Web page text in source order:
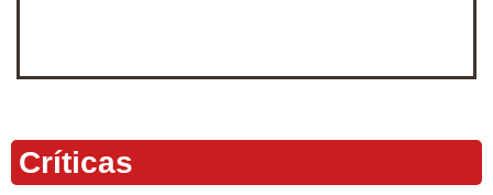
Críticas